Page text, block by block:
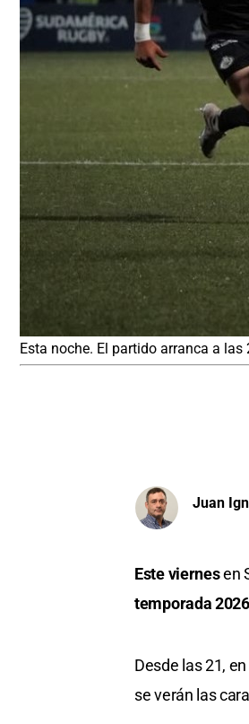
Esta noche. El partido arranca a las
Juan
Este viernesen
temporada 2026
Desde las 21,
se verán las